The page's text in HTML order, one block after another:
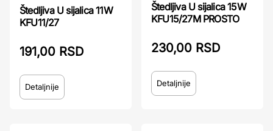
Štedljiva U sijalica 11W
KFU11/27
191,00 RSD
Detaljnije
Štedljiva U sijalica 15W
KFU15/27M PROSTO
230,00 RSD
Detaljnije